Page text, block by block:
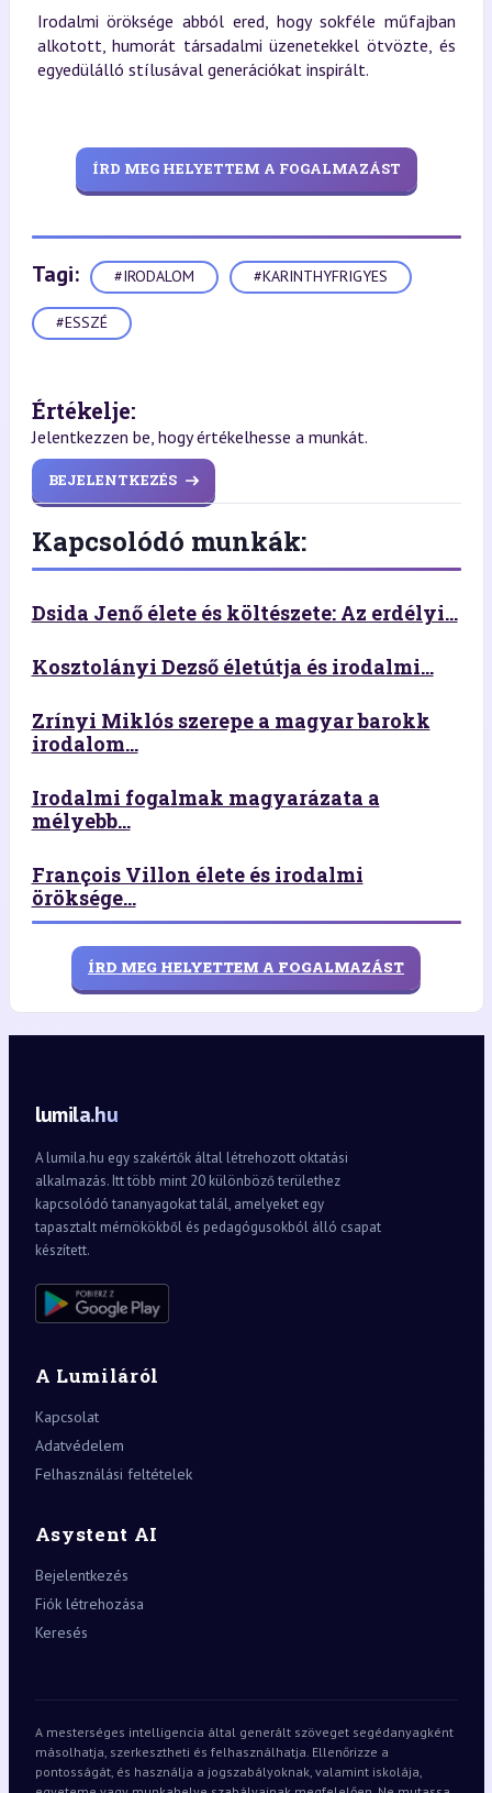
Irodalmi öröksége abból ered, hogy sokféle műfajban
alkotott, humorát társadalmi üzenetekkel ötvözte, és
egyedülálló stílusával generációkat inspirált.
ÍRD MEG HELYETTEM A FOGALMAZÁST
Tagi: #IRODALOM #KARINTHYFRIGYES
#ESSZÉ
Értékelje:
Jelentkezzen be, hogy értékelhesse a munkát.
BEJELENTKEZÉS
Kapcsolódó munkák:
Dsida Jenő élete és költészete: Az erdélyi...
Kosztolányi Dezső életútja és irodalmi...
Zrínyi Miklós szerepe a magyar barokk
irodalom...
Irodalmi fogalmak magyarázata a
mélyebb...
François Villon élete és irodalmi
öröksége...
ÍRD MEG HELYETTEM A FOGALMAZÁST
lumila.hu
A lumila.hu egy szakértők által létrehozott oktatási
alkalmazás. Itt több mint 20 különböző területhez
kapcsolódó tananyagokat talál, amelyeket egy
tapasztalt mérnökökből és pedagógusokból álló csapat
készített.
A Lumiláról
Kapcsolat
Adatvédelem
Felhasználási feltételek
Asystent AI
Bejelentkezés
Fiók létrehozása
Keresés
A mesterséges intelligencia által generált szöveget segédanyagként
másolhatja, szerkesztheti és felhasználhatja. Ellenőrizze a
pontosságát, és használja a jogszabályoknak, valamint iskolája,